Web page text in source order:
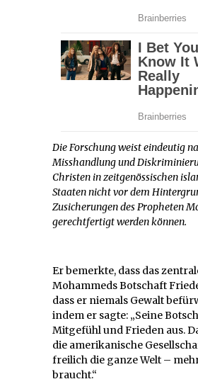
Die Forschung weist eindeutig
Misshandlung und
Christen in zeitgenössischen
Staaten nicht vor dem
Zusicherungen des Propheten
gerechtfertigt werden können.
Er bemerkte, dass das
Mohammeds Botschaft
dass er niemals Gewalt
indem er sagte: „Seine
Mitgefühl und Frieden aus.
die amerikanische
freilich die ganze Welt –
braucht.“